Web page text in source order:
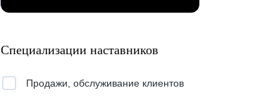
Специализации наставников
Продажи, обслуживание клиентов